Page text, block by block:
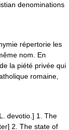
denominations
répertorie les
nom. En
la piété privée qui
romaine,
devotio.] 1. The
2. The state of